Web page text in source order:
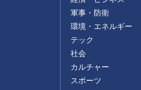
軍事・防衛
環境・エネルギー
テック
社会
カルチャー
スポーツ